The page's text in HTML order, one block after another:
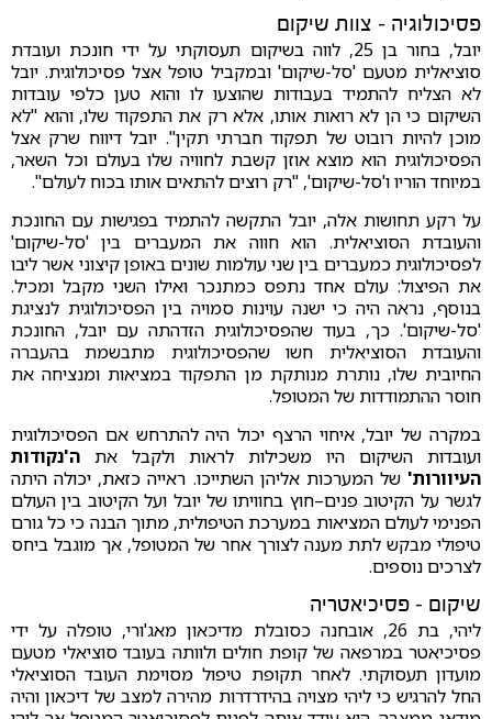
פסיכולוגיה – צוות שיקום
יובל, בחור בן 25, לווה בשיקום תעסוקתי על ידי חונכת ועובדת
סוציאלית מטעם 'סל-שיקום' ובמקביל טופל אצל פסיכולוגית. יובל
לא הצליח להתמיד בעבודות שהוצעו לו והוא טען כלפי עובדות
השיקום כי הן לא רואות אותו, אלא רק את התפקוד שלו, והוא "לא
מוכן להיות רובוט של תפקוד חברתי תקין". יובל דיווח שרק אצל
הפסיכולוגית הוא מוצא אוזן קשבת לחוויה שלו בעולם וכל השאר,
במיוחד הוריו ו'סל-שיקום', "רק רוצים להתאים אותו בכוח לעולם".
על רקע תחושות אלה, יובל התקשה להתמיד בפגישות עם החונכת
והעובדת הסוציאלית. הוא חווה את המעברים בין 'סל-שיקום'
לפסיכולוגית כמעברים בין שני עולמות שונים באופן קיצוני אשר ליבו
את הפיצול: עולם אחד נתפס כמתנכר ואילו השני מקבל ומכיל.
בנוסף, נראה היה כי ישנה עוינות סמויה בין הפסיכולוגית לנציגת
'סל-שיקום'. כך, בעוד שהפסיכולוגית הזדהתה עם יובל, החונכת
והעובדת הסוציאלית חשו שהפסיכולוגית מתבשמת בהעברה
החיובית שלו, נותרת מנותקת מן התפקוד במציאות ומנציחה את
חוסר ההתמודדות של המטופל.
במקרה של יובל, איחוי הרצף יכול היה להתרחש אם הפסיכולוגית
ועובדות השיקום היו משכילות לראות ולקבל את ה'נקודות
העיוורות' של המערכות אליהן השתייכו. ראייה כזאת, יכולה היתה
לגשר על הקיטוב פנים–חוץ בחוויתו של יובל ועל הקיטוב בין העולם
הפנימי לעולם המציאות במערכת הטיפולית, מתוך הבנה כי כל גורם
טיפולי מבקש לתת מענה לצורך אחר של המטופל, אך מוגבל ביחס
לצרכים נוספים.
שיקום – פסיכיאטריה
ליהי, בת 26, אובחנה כסובלת מדיכאון מאג'ורי, טופלה על ידי
פסיכיאטר במרפאה של קופת חולים ולוותה בעובד סוציאלי מטעם
מועדון תעסוקתי. לאחר תקופת טיפול מסוימת העובד הסוציאלי
החל להרגיש כי ליהי מצויה בהידרדרות מהירה למצב של דיכאון והיה